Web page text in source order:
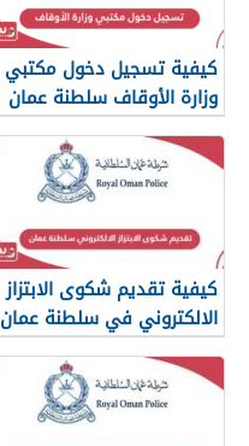
كيفية تسجيل دخول مكتبي
وزارة الأوقاف سلطنة عمان
كيفية تقديم شكوى الابتزاز
الالكتروني في سلطنة عمان